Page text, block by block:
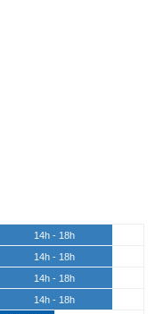
14h - 18h
14h - 18h
14h - 18h
14h - 18h